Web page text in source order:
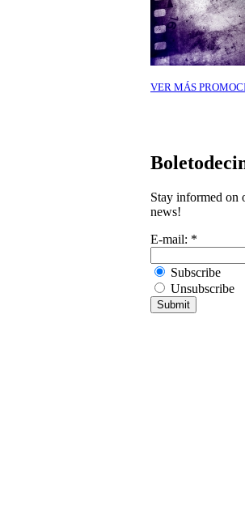
VER MÁS
Stay informed on
news!
E-mail: *
Subscribe
Unsubscribe